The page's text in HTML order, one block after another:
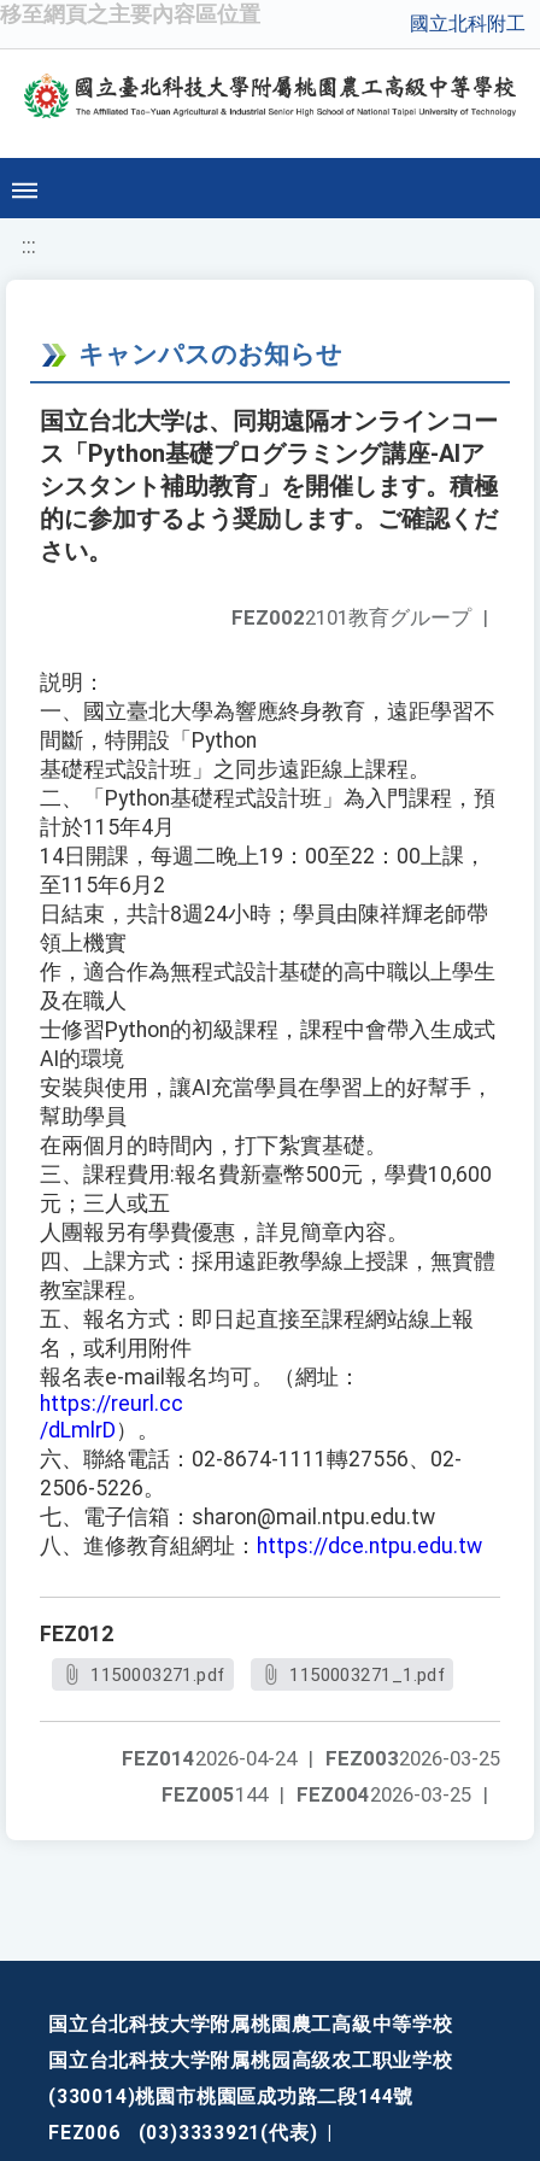
移至網頁之主要內容區位置 國立北科附工
:::
キャンパスのお知らせ
国立台北大学は、同期遠隔オンラインコー
ス「Python基礎プログラミング講座-AIア
シスタント補助教育」を開催します。積極
的に参加するよう奨励します。ご確認くだ
さい。
FEZ0022101教育グループ |
説明：
一、國立臺北大學為響應終身教育，遠距學習不
間斷，特開設「Python
基礎程式設計班」之同步遠距線上課程。
二、「Python基礎程式設計班」為入門課程，預
計於115年4月
14日開課，每週二晚上19：00至22：00上課，
至115年6月2
日結束，共計8週24小時；學員由陳祥輝老師帶
領上機實
作，適合作為無程式設計基礎的高中職以上學生
及在職人
士修習Python的初級課程，課程中會帶入生成式
AI的環境
安裝與使用，讓AI充當學員在學習上的好幫手，
幫助學員
在兩個月的時間內，打下紮實基礎。
三、課程費用:報名費新臺幣500元，學費10,600
元；三人或五
人團報另有學費優惠，詳見簡章內容。
四、上課方式：採用遠距教學線上授課，無實體
教室課程。
五、報名方式：即日起直接至課程網站線上報
名，或利用附件
報名表e-mail報名均可。（網址：
https://reurl.cc
/dLmlrD ）。
六、聯絡電話：02-8674-1111轉27556、02-
2506-5226。
七、電子信箱：sharon@mail.ntpu.edu.tw
八、進修教育組網址： https://dce.ntpu.edu.tw
FEZ012
1150003271.pdf 1150003271_1.pdf
FEZ0032026-03-25
FEZ0142026-04-24 |
FEZ0042026-03-25 |
FEZ005144 |
国立台北科技大学附属桃園農工高級中等学校
国立台北科技大学附属桃园高级农工职业学校
(330014)桃園市桃園區成功路二段144號
FEZ006
(03)3333921(代表)